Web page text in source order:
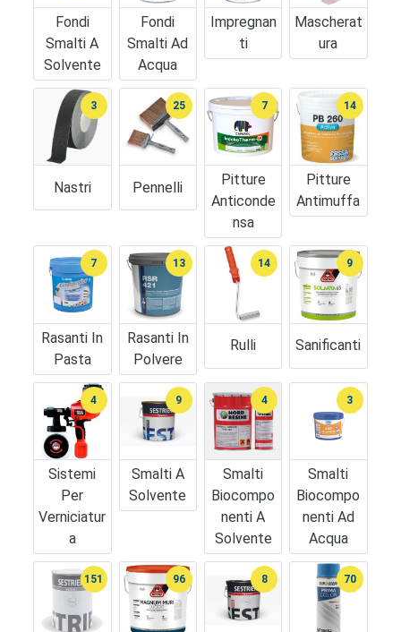
Fondi
Smalti A
Solvente
Fondi
Smalti Ad
Acqua
Impregnan
Ti
Mascherat
Ura
Nastri
3
Pennelli
25
Pitture
Anticonde
Nsa
7
Pitture
Antimuffa
14
Rasanti In
Pasta
7
Rasanti In
Polvere
13
Rulli
14
Sanificanti
9
Sistemi
Per
Verniciatur
A
4
Smalti A
Solvente
9
Smalti
Biocompo
Nenti A
Solvente
4
Smalti
Biocompo
Nenti Ad
Acqua
3
151 96 8 70